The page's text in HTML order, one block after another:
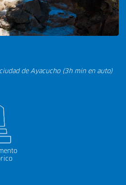
de Ayacucho (3h min en auto)